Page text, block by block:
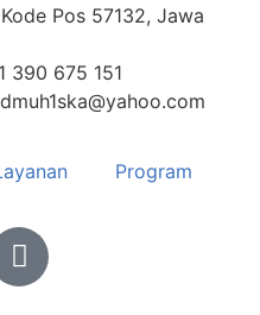
Pos 57132, Jawa
390 675 151
Program